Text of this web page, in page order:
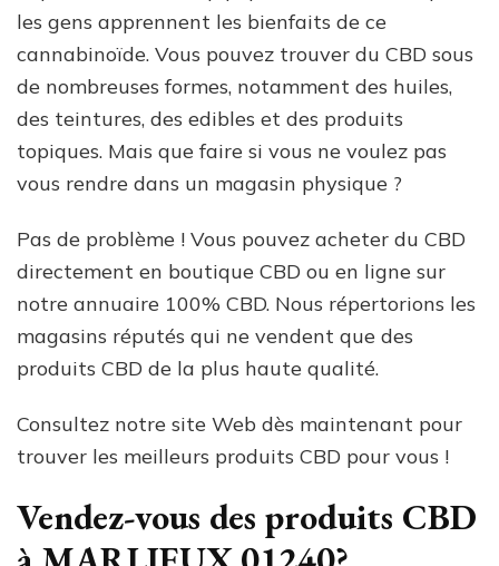
les gens apprennent les bienfaits de ce
cannabinoïde. Vous pouvez trouver du CBD sous
de nombreuses formes, notamment des huiles,
des teintures, des edibles et des produits
topiques. Mais que faire si vous ne voulez pas
vous rendre dans un magasin physique ?
Pas de problème ! Vous pouvez acheter du CBD
directement en boutique CBD ou en ligne sur
notre annuaire 100% CBD. Nous répertorions les
magasins réputés qui ne vendent que des
produits CBD de la plus haute qualité.
Consultez notre site Web dès maintenant pour
trouver les meilleurs produits CBD pour vous !
Vendez-vous des produits CBD